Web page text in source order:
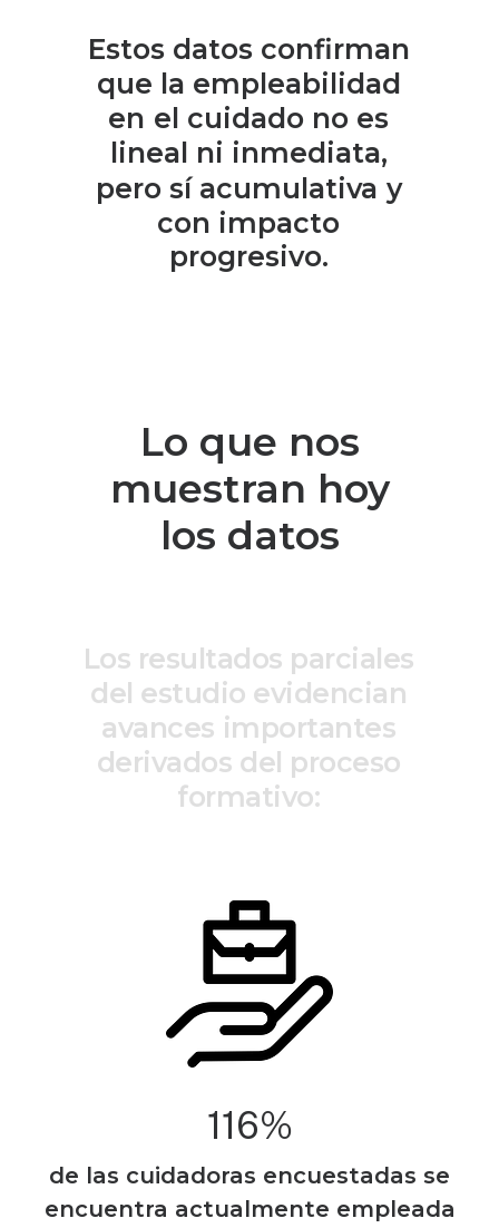
Estos datos confirman
que la empleabilidad
en el cuidado no es
lineal ni inmediata,
pero sí acumulativa y
con impacto
progresivo.
Lo que nos
muestran hoy
los datos
Los resultados parciales
del estudio evidencian
avances importantes
derivados del proceso
formativo:
22,6%
de las cuidadoras encuestadas se
encuentra actualmente empleada